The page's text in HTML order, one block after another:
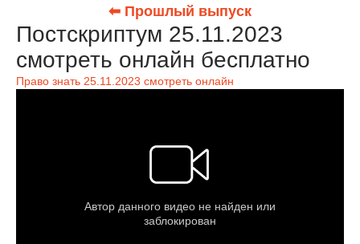
⬅ Прошлый выпуск
Постскриптум 25.11.2023
смотреть онлайн бесплатно
Право знать 25.11.2023 смотреть онлайн